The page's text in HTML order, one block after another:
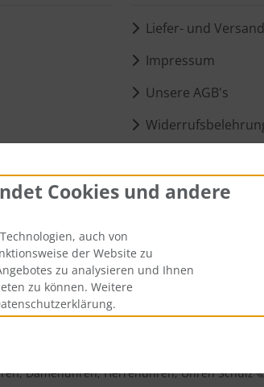
Liefer- und
Impressum
Unsere AGB's
Damenuhren, Herrenuhren, Uhren Schulz
Cookies und andere
auch von
der Website zu
zu analysieren und Ihnen
zu können. Weitere